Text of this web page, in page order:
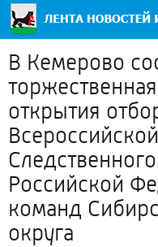
В Кемерово
открытия
Российской
команд
округа